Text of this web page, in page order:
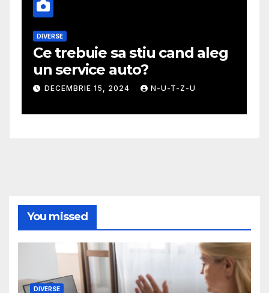
DIVERSE
Ce trebuie sa stiu cand aleg
un service auto?
DECEMBRIE 15, 2024 N-U-T-Z-U
You missed
DIVERSE